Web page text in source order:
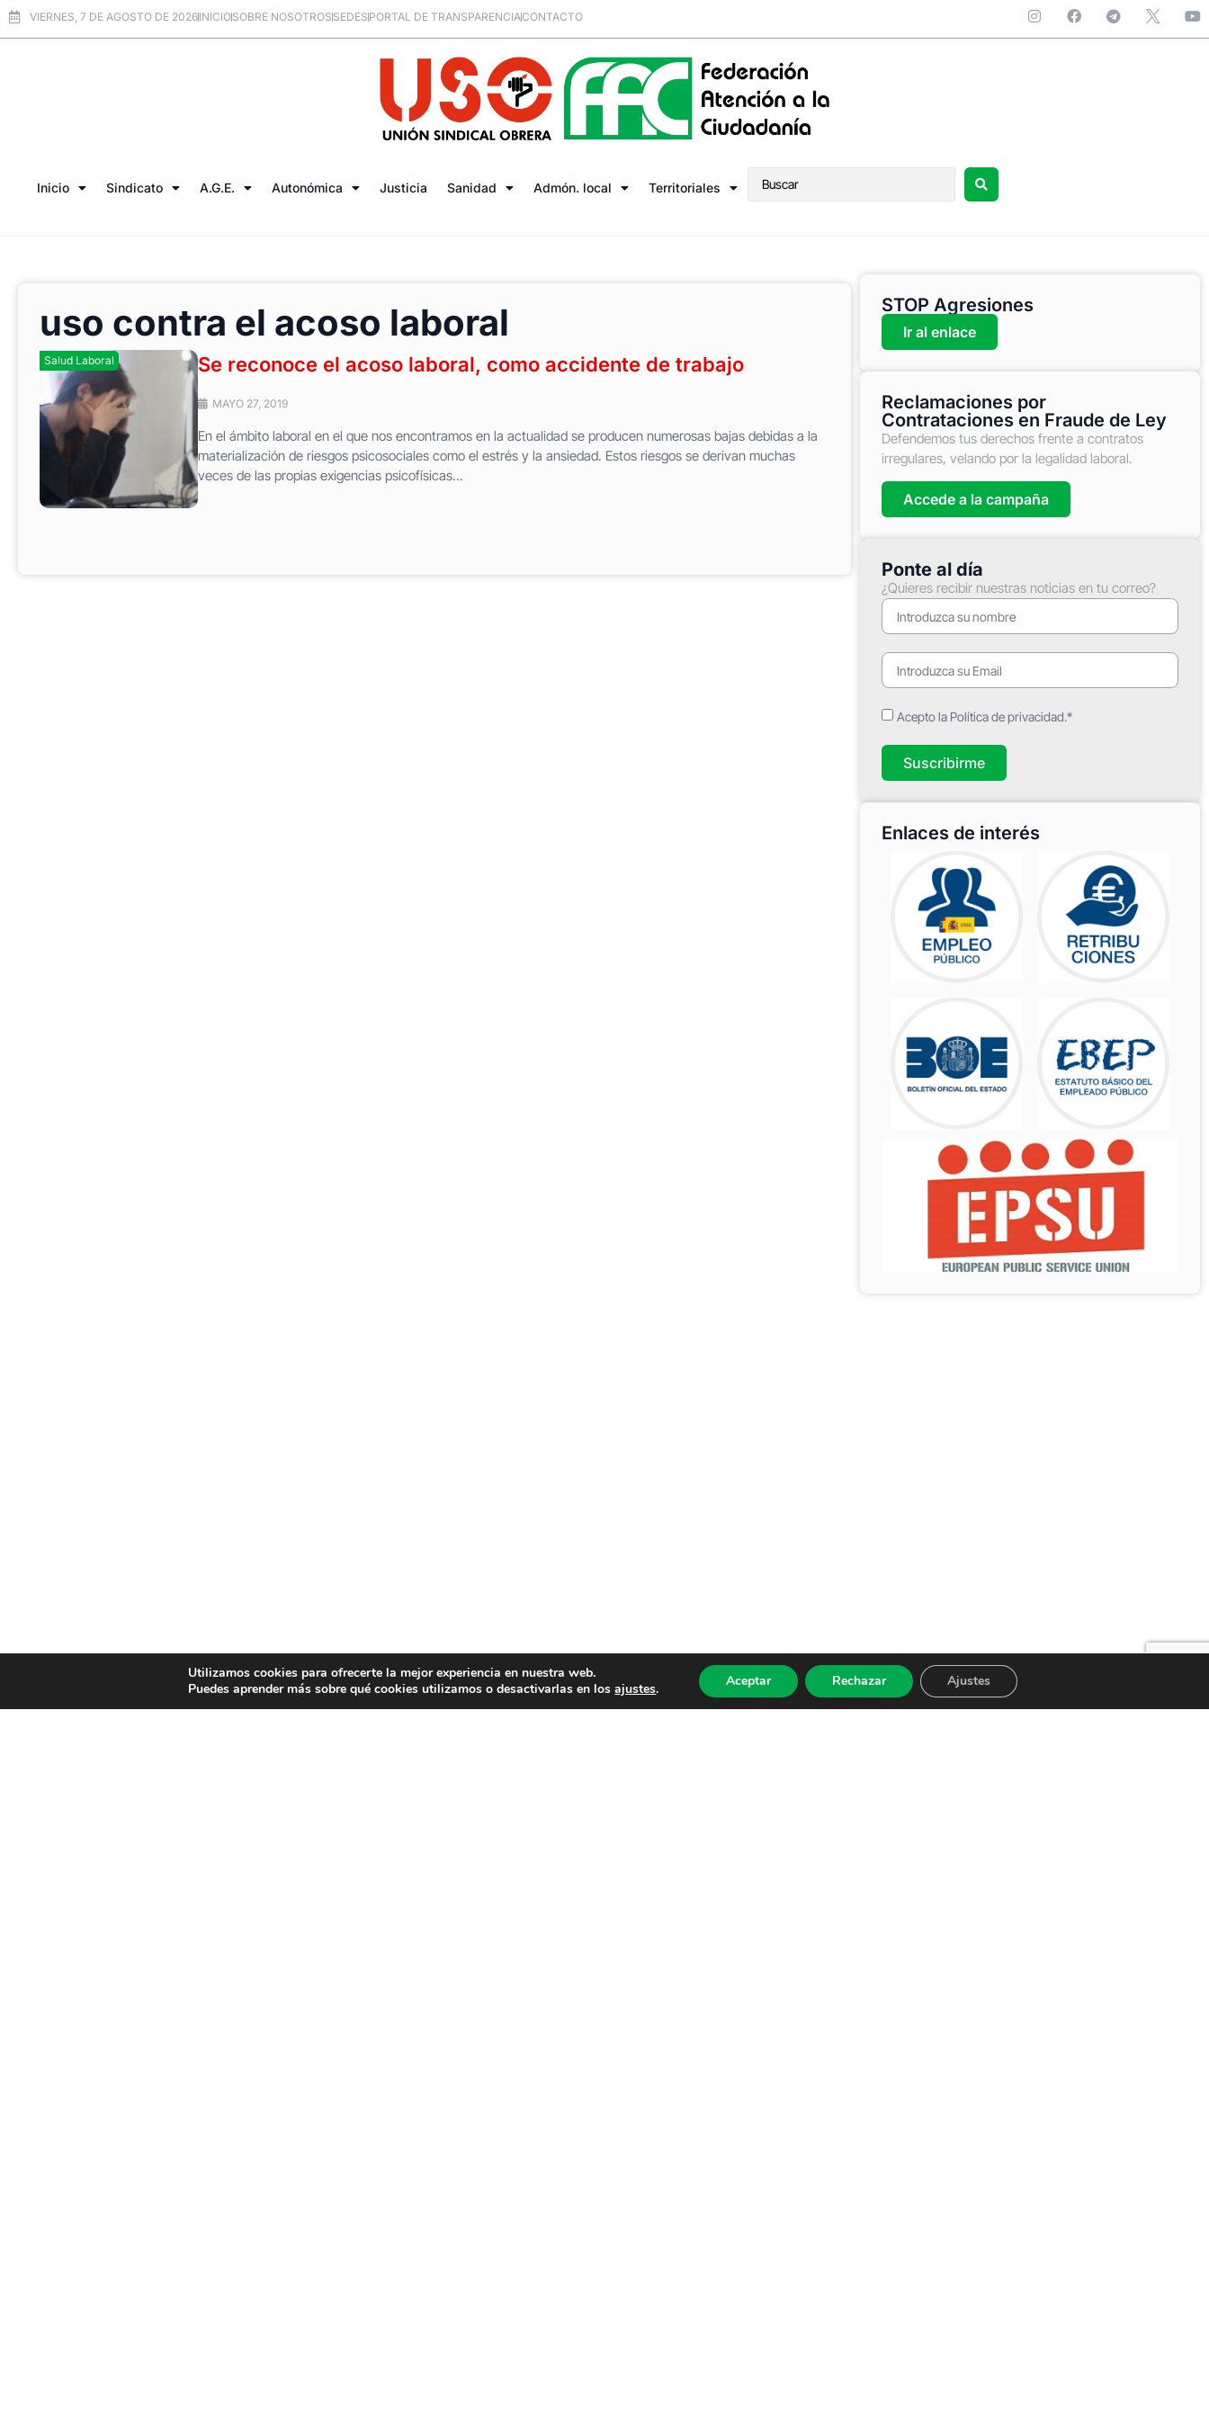
VIERNES, 7 DE AGOSTO DE 2026INICIOSOBRE NOSOTROSSEDESPORTAL DE TRANSPARENCIACONTACTO
Inicio Sindicato A.G.E. Autonómica Justicia Sanidad Admón. local Territoriales
uso contra el acoso laboral
Salud Laboral Se reconoce el acoso laboral, como accidente de trabajo
MAYO 27, 2019
En el ámbito laboral en el que nos encontramos en la actualidad se producen numerosas bajas debidas a la
materialización de riesgos psicosociales como el estrés y la ansiedad. Estos riesgos se derivan muchas
veces de las propias exigencias psicofísicas...
STOP Agresiones
Ir al enlace
Reclamaciones por
Contrataciones en Fraude de Ley
Defendemos tus derechos frente a contratos
irregulares, velando por la legalidad laboral.
Accede a la campaña
Ponte al día
¿Quieres recibir nuestras noticias en tu correo?
Acepto la Política de privacidad.*
Suscribirme
Enlaces de interés
Utilizamos cookies para ofrecerte la mejor experiencia en nuestra web.
Puedes aprender más sobre qué cookies utilizamos o desactivarlas en losajustes. Aceptar Rechazar Ajustes